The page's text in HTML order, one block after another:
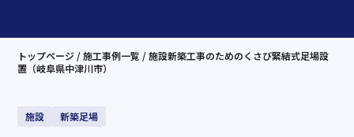
トップページ / 施工事例一覧 / 施設新築工事のためのくさび緊結式足場設
置（岐阜県中津川市）
施設 新築足場